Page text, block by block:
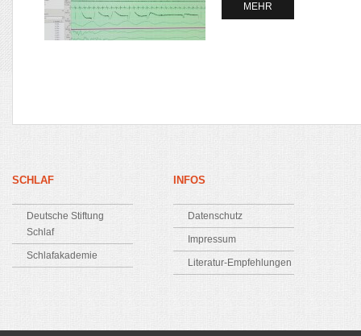
MEHR
SCHLAF
Deutsche Stiftung
Schlaf
Schlafakademie
INFOS
Datenschutz
Impressum
Literatur-Empfehlungen